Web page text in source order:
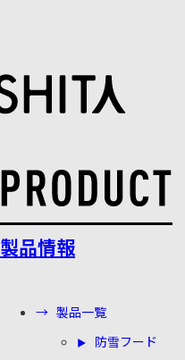
製品情報
製品一覧
防雪フード